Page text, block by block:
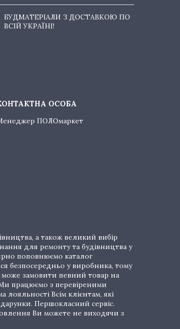
БУДМАТЕРІАЛИ З ДОСТАВКОЮ ПО
ВСІЙ УКРАЇНІ!
ПОЛОмаркет
а також великий вибір
для ремонту та будівництва у
поповнюємо каталог
безпосередньо у виробника, тому
може замовити певний товар на
працюємо з перевіреними
Всім клієнтам, які
Першокласний сервіс.
Ви можете не виходячи з